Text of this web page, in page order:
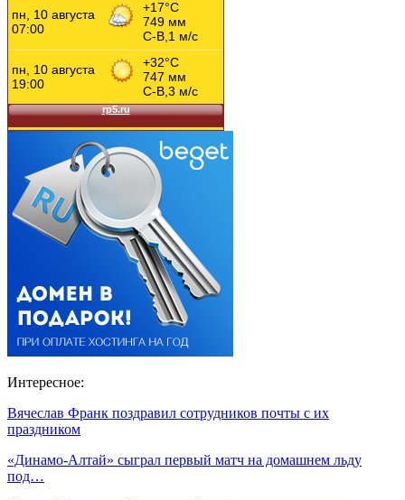
Интересное:
Вячеслав Франк поздравил сотрудников почты с их
праздником
«Динамо-Алтай» сыграл первый матч на домашнем льду
под…